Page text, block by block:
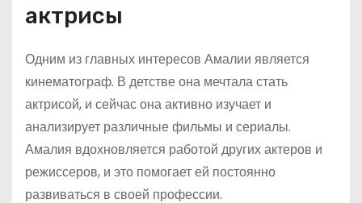
актрисы
Одним из главных интересов Амалии является
кинематограф. В детстве она мечтала стать
актрисой, и сейчас она активно изучает и
анализирует различные фильмы и сериалы.
Амалия вдохновляется работой других актеров и
режиссеров, и это помогает ей постоянно
развиваться в своей профессии.